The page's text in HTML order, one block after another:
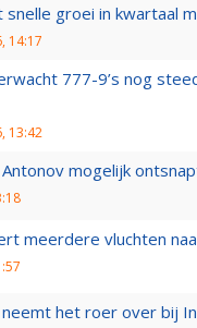
snelle groei in kwartaal
14:17
777-9’s nog
13:42
mogelijk
meerdere vluchten
neemt het roer over bij